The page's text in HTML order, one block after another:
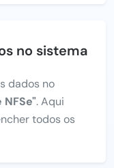
no sistema
dados no
. Aqui
todos os